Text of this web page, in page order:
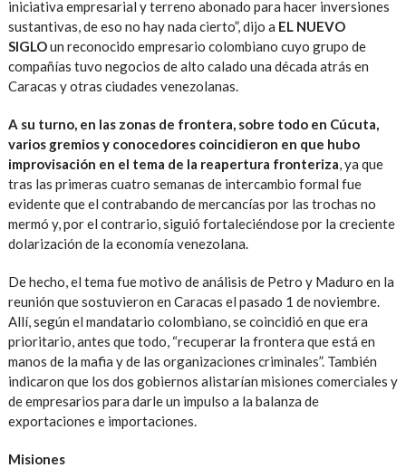
iniciativa empresarial y terreno abonado para hacer inversiones
sustantivas, de eso no hay nada cierto”, dijo a EL NUEVO
SIGLOun reconocido empresario colombiano cuyo grupo de
compañías tuvo negocios de alto calado una década atrás en
Caracas y otras ciudades venezolanas.
A su turno, en las zonas de frontera, sobre todo en Cúcuta,
varios gremios y conocedores coincidieron en que hubo
improvisación en el tema de la reapertura fronteriza, ya que
tras las primeras cuatro semanas de intercambio formal fue
evidente que el contrabando de mercancías por las trochas no
mermó y, por el contrario, siguió fortaleciéndose por la creciente
dolarización de la economía venezolana.
De hecho, el tema fue motivo de análisis de Petro y Maduro en la
reunión que sostuvieron en Caracas el pasado 1 de noviembre.
Allí, según el mandatario colombiano, se coincidió en que era
prioritario, antes que todo, “recuperar la frontera que está en
manos de la mafia y de las organizaciones criminales”. También
indicaron que los dos gobiernos alistarían misiones comerciales y
de empresarios para darle un impulso a la balanza de
exportaciones e importaciones.
Misiones